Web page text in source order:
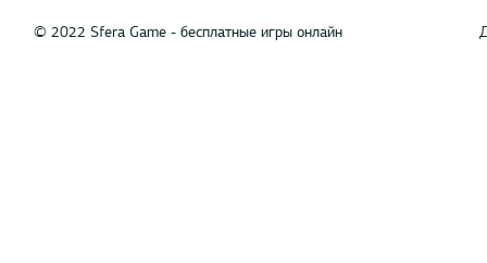
© 2022 Sfera Game - бесплатные игры онлайн